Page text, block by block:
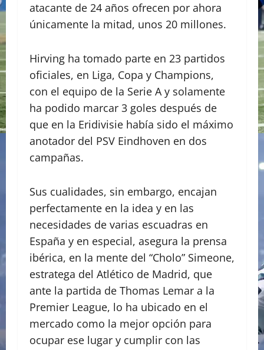
atacante de 24 años ofrecen por ahora
únicamente la mitad, unos 20 millones.
Hirving ha tomado parte en 23 partidos
oficiales, en Liga, Copa y Champions,
con el equipo de la Serie A y solamente
ha podido marcar 3 goles después de
que en la Eridivisie había sido el máximo
anotador del PSV Eindhoven en dos
campañas.
Sus cualidades, sin embargo, encajan
perfectamente en la idea y en las
necesidades de varias escuadras en
España y en especial, asegura la prensa
ibérica, en la mente del “Cholo” Simeone,
estratega del Atlético de Madrid, que
ante la partida de Thomas Lemar a la
Premier League, lo ha ubicado en el
mercado como la mejor opción para
ocupar ese lugar y cumplir con las